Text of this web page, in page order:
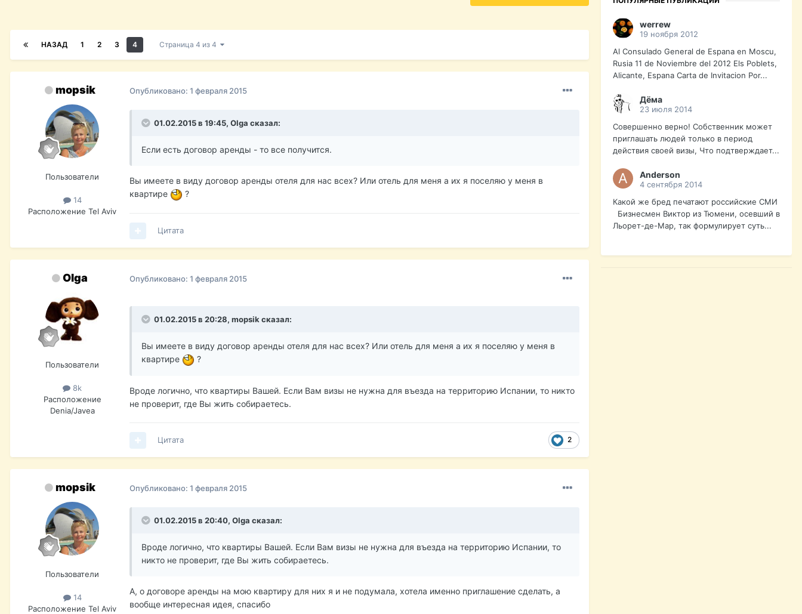
НАЗАД 1 2 3 4 Страница 4 из 4
mopsik
Пользователи
14
Расположение Tel Aviv
Опубликовано: 1 февраля 2015
01.02.2015 в 19:45, Olga сказал:
Если есть договор аренды - то все получится.
Вы имеете в виду договор аренды отеля для нас всех? Или отель для меня а их я поселяю у меня в
квартире
?
Цитата
Olga
Пользователи
8k
Расположение
Denia/Javea
Опубликовано: 1 февраля 2015
01.02.2015 в 20:28, mopsik сказал:
Вы имеете в виду договор аренды отеля для нас всех? Или отель для меня а их я поселяю у меня в
квартире
?
Вроде логично, что квартиры Вашей. Если Вам визы не нужна для въезда на территорию Испании, то никто
не проверит, где Вы жить собираетесь.
2
Цитата
mopsik
Пользователи
14
Расположение Tel Aviv
Опубликовано: 1 февраля 2015
01.02.2015 в 20:40, Olga сказал:
Вроде логично, что квартиры Вашей. Если Вам визы не нужна для въезда на территорию Испании, то
никто не проверит, где Вы жить собираетесь.
А, о договоре аренды на мою квартиру для них я и не подумала, хотела именно приглашение сделать, а
вообще интересная идея, спасибо
werrew
19 ноября 2012
Al Consulado General de Espana en Moscu,
Rusia 11 de Noviembre del 2012 Els Poblets,
Alicante, Espana Carta de Invitacion Por...
Дёма
23 июля 2014
Совершенно верно! Собственник может
приглашать людей только в период
действия своей визы, Что подтверждает...
Anderson
4 сентября 2014
Какой же бред печатают российские СМИ
Бизнесмен Виктор из Тюмени, осевший в
Льорет-де-Мар, так формулирует суть...